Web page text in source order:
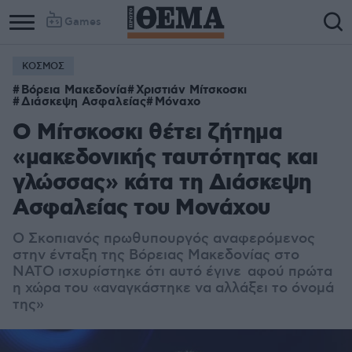
Games
ΚΟΣΜΟΣ
Βόρεια Μακεδονία Χριστιάν Μίτσκοσκι
Διάσκεψη Ασφαλείας Μόναχο
Ο Μίτσκοσκι θέτει ζήτημα
«μακεδονικής ταυτότητας και
γλώσσας» κάτα τη Διάσκεψη
Ασφαλείας του Μονάχου
Ο Σκοπιανός πρωθυπουργός αναφερόμενος
στην ένταξη της Βόρειας Μακεδονίας στο
ΝΑΤΟ ισχυρίστηκε ότι αυτό έγινε αφού πρώτα
η χώρα του «αναγκάστηκε να αλλάξει το όνομά
της»